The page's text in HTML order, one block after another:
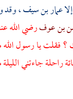
عمار بن سيف،
بن عوفرضي الله
يا رسول الله
راحلة جاءتني